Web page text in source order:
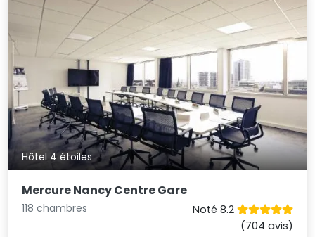
Hôtel 4 étoiles
Mercure Nancy Centre Gare
118 chambres
Noté 8.2
(704 avis)